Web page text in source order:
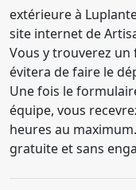
extérieure à
site internet de
Vous y trouverez
évitera de faire le
Une fois le
équipe, vous
heures au
gratuite et sans